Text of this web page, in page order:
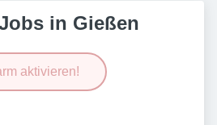
in Gießen
aktivieren!